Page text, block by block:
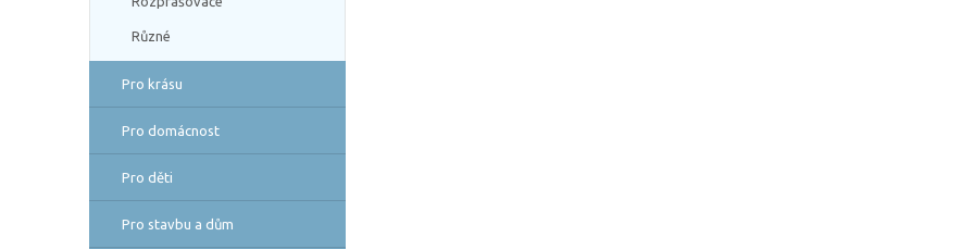
Různé
Pro krásu
Pro domácnost
Pro děti
Pro stavbu a dům